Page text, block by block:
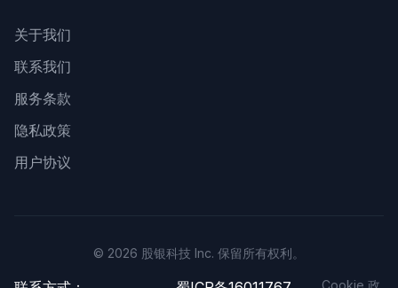
关于我们
联系我们
服务条款
隐私政策
用户协议
© 2026 股银科技 Inc. 保留所有权利。
Cookie 政